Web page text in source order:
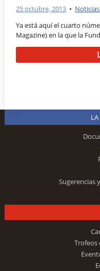
25 octubre, 2013 • Noticias
Ya está aquí el cuarto
Magazine) en la que la
Sugerencias
Trofeos